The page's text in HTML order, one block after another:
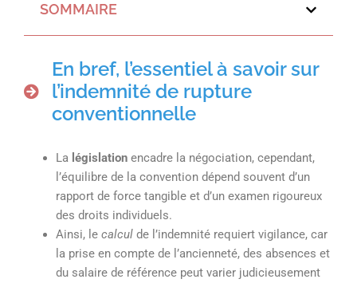
SOMMAIRE
En bref, l’essentiel à savoir sur
l’indemnité de rupture
conventionnelle
La législation encadre la négociation, cependant,
l’équilibre de la convention dépend souvent d’un
rapport de force tangible et d’un examen rigoureux
des droits individuels.
Ainsi, le calcul de l’indemnité requiert vigilance, car
la prise en compte de l’ancienneté, des absences et
du salaire de référence peut varier judicieusement